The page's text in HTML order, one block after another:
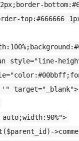
top:#666666
style="line-